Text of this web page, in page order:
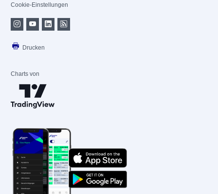
Cookie-Einstellungen
Drucken
Charts von